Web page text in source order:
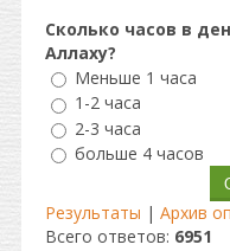
Сколько часов в
Аллаху?
Меньше 1 часа
1-2 часа
2-3 часа
больше 4 часов
Результаты | Архив
Всего ответов: 6951